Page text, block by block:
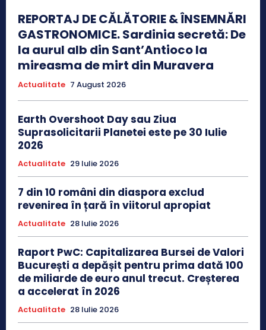
REPORTAJ DE CĂLĂTORIE & ÎNSEMNĂRI
GASTRONOMICE. Sardinia secretă: De
la aurul alb din Sant’Antioco la
mireasma de mirt din Muravera
Actualitate 7 August 2026
Earth Overshoot Day sau Ziua
Suprasolicitarii Planetei este pe 30 Iulie
2026
Actualitate 29 Iulie 2026
7 din 10 români din diaspora exclud
revenirea în țară în viitorul apropiat
Actualitate 28 Iulie 2026
Raport PwC: Capitalizarea Bursei de Valori
București a depășit pentru prima dată 100
de miliarde de euro anul trecut. Creșterea
a accelerat în 2026
Actualitate 28 Iulie 2026